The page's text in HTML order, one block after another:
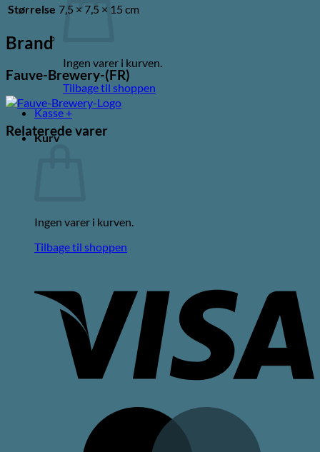
Ingen varer i kurven.
Tilbage til shoppen
Kasse+
Kurv
Ingen varer i kurven.
Tilbage til shoppen
Størrelse 7,5 × 7,5 × 15 cm
Brand
Fauve-Brewery-(FR)
Relaterede varer